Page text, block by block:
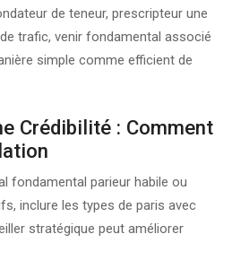
de teneur, prescripteur une
trafic, venir fondamental associé
simple comme efficient de
Crédibilité : Comment
fondamental parieur habile ou
inclure les types de paris avec
stratégique peut améliorer